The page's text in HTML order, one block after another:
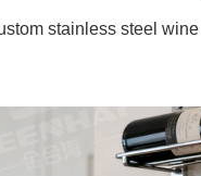
stainless steel